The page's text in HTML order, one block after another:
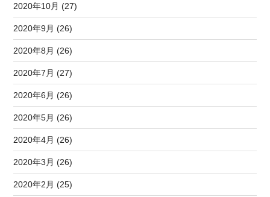
2020年10月 (27)
2020年9月 (26)
2020年8月 (26)
2020年7月 (27)
2020年6月 (26)
2020年5月 (26)
2020年4月 (26)
2020年3月 (26)
2020年2月 (25)